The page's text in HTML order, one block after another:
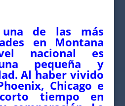
de las más
en Montana
nacional es
pequeña y
Al haber vivido
Chicago e
tiempo en